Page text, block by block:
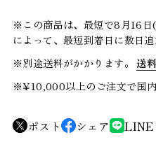
※この商品は、最短で8月16
によって、最短到着日に数日
※別途送料がかかります。 送
※¥10,000以上のご注文で国内
ポスト シェア LINE